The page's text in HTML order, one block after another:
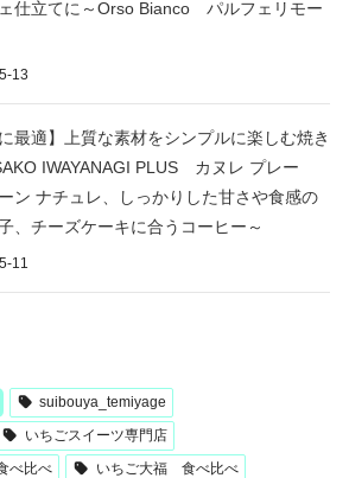
仕立てに～Orso Bianco パルフェリモー
13
に最適】上質な素材をシンプルに楽しむ焼き
IWAYANAGI PLUS カヌレ プレー
ン ナチュレ、しっかりした甘さや食感の
、チーズケーキに合うコーヒー～
11
suibouya_temiyage
いちごスイーツ専門店
べ比べ
いちご大福 食べ比べ